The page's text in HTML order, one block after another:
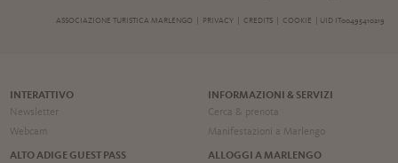
ASSOCIAZIONE TURISTICA MARLENGO | PRIVACY| CREDITS| COOKIE | UID IT00495410219
INTERATTIVO
Newsletter
Webcam
INFORMAZIONI & SERVIZI
Cerca & prenota
Manifestazioni a Marlengo
ALTO ADIGE GUEST PASS
ALLOGGI A MARLENGO